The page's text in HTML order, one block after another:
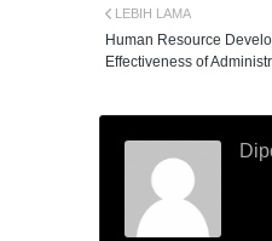
LEBIH LAMA
Human Resource
Effectiveness of